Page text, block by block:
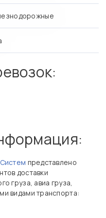
представлено
доставки
груза, авиа груза,
видами транспорта: